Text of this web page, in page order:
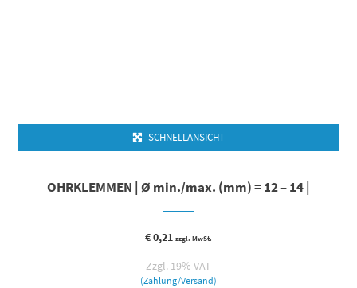
SCHNELLANSICHT
OHRKLEMMEN | Ø min./max. (mm) = 12 – 14 |
€0,21 zzgl. MwSt.
Zzgl. 19% VAT
(Zahlung/Versand)